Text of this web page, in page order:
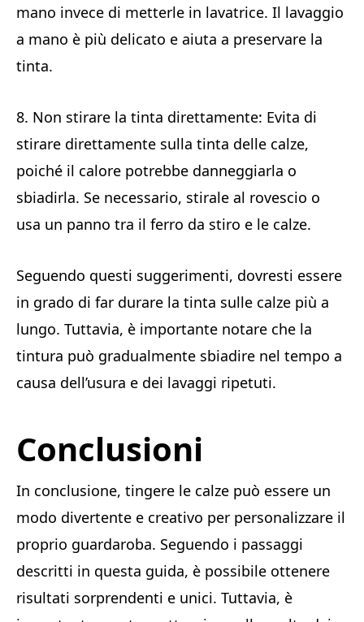
mano invece di metterle in lavatrice. Il lavaggio
a mano è più delicato e aiuta a preservare la
tinta.
8. Non stirare la tinta direttamente: Evita di
stirare direttamente sulla tinta delle calze,
poiché il calore potrebbe danneggiarla o
sbiadirla. Se necessario, stirale al rovescio o
usa un panno tra il ferro da stiro e le calze.
Seguendo questi suggerimenti, dovresti essere
in grado di far durare la tinta sulle calze più a
lungo. Tuttavia, è importante notare che la
tintura può gradualmente sbiadire nel tempo a
causa dell’usura e dei lavaggi ripetuti.
Conclusioni
In conclusione, tingere le calze può essere un
modo divertente e creativo per personalizzare il
proprio guardaroba. Seguendo i passaggi
descritti in questa guida, è possibile ottenere
risultati sorprendenti e unici. Tuttavia, è